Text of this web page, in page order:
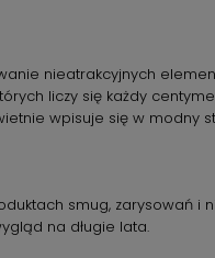
nieatrakcyjnych
liczy się każdy
wpisuje się w modny
smug, zarysowań i
na długie lata.